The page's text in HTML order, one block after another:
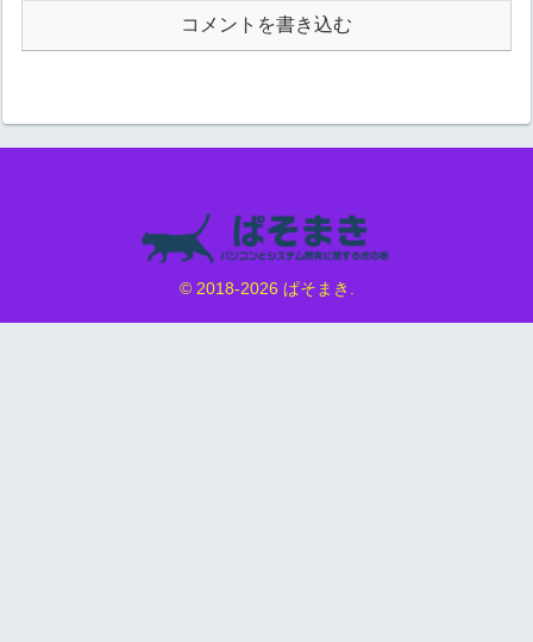
コメントを書き込む
© 2018-2026 ぱそまき.